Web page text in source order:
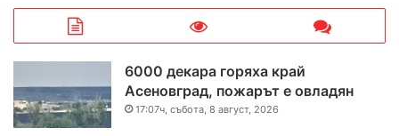
6000 декара горяха край
Асеновград, пожарът е овладян
17:07ч, събота, 8 август, 2026